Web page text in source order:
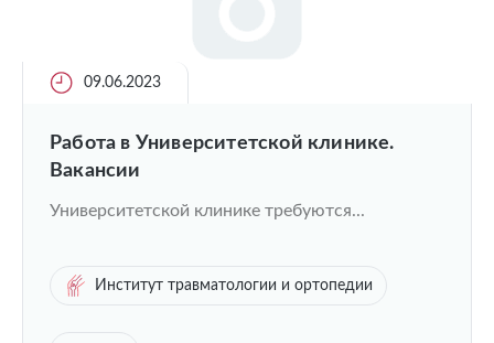
09.06.2023
Работа в Университетской клинике.
Вакансии
Университетской клинике требуются...
Институт травматологии и ортопедии